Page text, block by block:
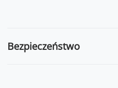
Bezpieczeństwo